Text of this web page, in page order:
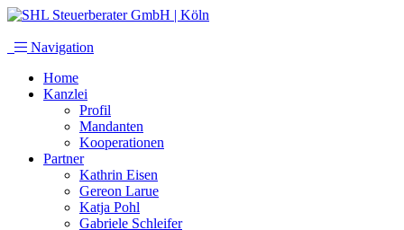
Navigation
Home
Kanzlei
Profil
Mandanten
Kooperationen
Partner
Kathrin Eisen
Gereon Larue
Katja Pohl
Gabriele Schleifer